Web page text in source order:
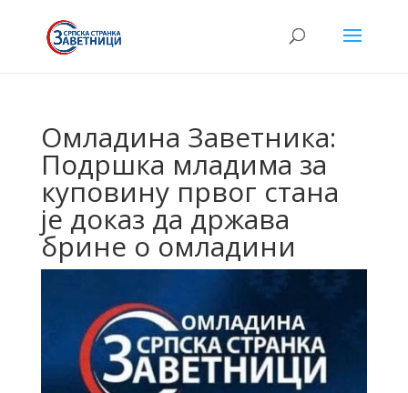
Омладина Заветника:
Подршка младима за
куповину првог стана
је доказ да држава
брине о омладини